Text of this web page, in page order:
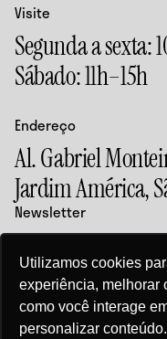
Utilizamos cookies
experiência, melhorar
como você interage
personalizar
Acompanhe
@claraboia.art
Segunda a sexta:
Sábado: 11h–15h
Endereço
Al. Gabriel
Jardim América,
Newsletter
Acompanhe as
Visite
Segunda a sexta:
Sábado: 11h–15h
Endereço
Al. Gabriel
Jardim América,
Newsletter
Acompanhe as
exposições e